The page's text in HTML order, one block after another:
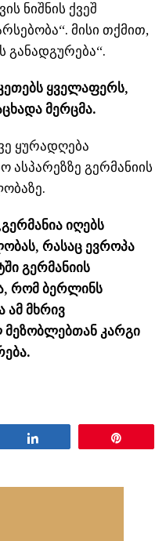
ნიშნის ქვეშ
მისი თქმით,
განადგურება“.
ყველაფერს,
მერცმა.
ყურადღება
ასპარეზზე გერმანიის
იღებს
რასაც ევროპა
გერმანიის
რომ ბერლინს
ამ მხრივ
მეზობლებთან კარგი